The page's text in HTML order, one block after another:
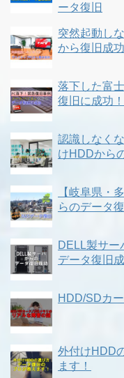
ータ復旧
突然起動し
から復旧成功
落下した富
復旧に成功！
認識しなく
けHDDから
【岐阜県・
らのデータ
DELL製サー
データ復旧
HDD/SDカ
外付けHDD
ます！